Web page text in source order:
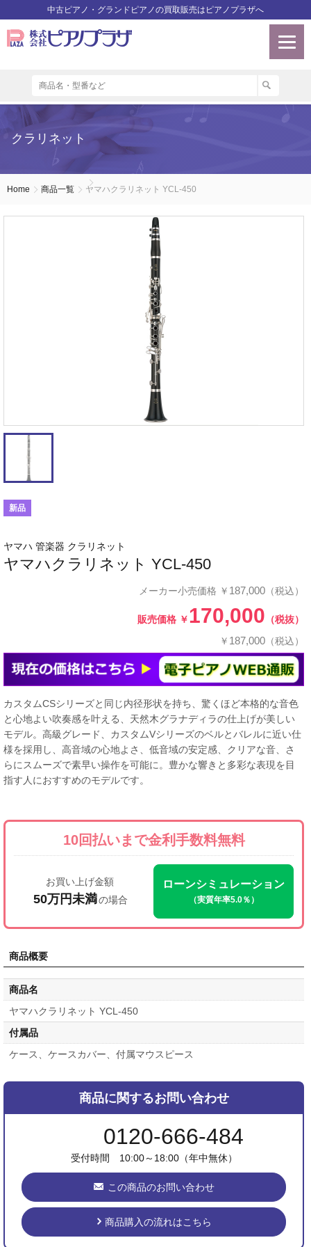
中古ピアノ・グランドピアノの買取販売はピアノプラザへ
クラリネット
Home 商品一覧 ヤマハクラリネット YCL-450
新品
ヤマハ 管楽器 クラリネット
ヤマハクラリネット YCL-450
メーカー小売価格 ￥ 187,000 （税込）
販売価格 ￥ 170,000 （税抜）
￥ 187,000 （税込）
カスタムCSシリーズと同じ内径形状を持ち、驚くほど本格的な音色
と心地よい吹奏感を叶える、天然木グラナディラの仕上げが美しい
モデル。高級グレード、カスタムVシリーズのベルとバレルに近い仕
様を採用し、高音域の心地よさ、低音域の安定感、クリアな音、さ
らにスムーズで素早い操作を可能に。豊かな響きと多彩な表現を目
指す人におすすめのモデルです。
10回払いまで金利手数料無料
お買い上げ金額
50万円未満の場合
ローンシミュレーション
（実質年率5.0％）
商品概要
商品名
ヤマハクラリネット YCL-450
付属品
ケース、ケースカバー、付属マウスピース
商品に関するお問い合わせ
0120-666-484
受付時間 10:00～18:00（年中無休）
この商品のお問い合わせ
商品購入の流れはこちら